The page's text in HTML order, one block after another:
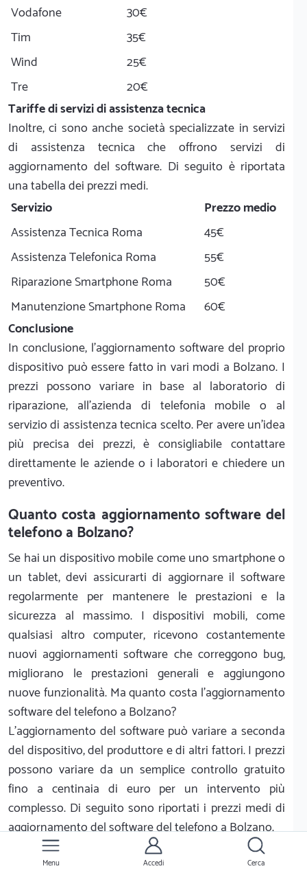
Vodafone
30€
Tim
35€
Wind
25€
Tre
20€
Tariffe di servizi di assistenza tecnica
Inoltre, ci sono anche società specializzate in servizi
di assistenza tecnica che offrono servizi di
aggiornamento del software. Di seguito è riportata
una tabella dei prezzi medi.
Servizio
Prezzo medio
Assistenza Tecnica Roma
45€
Assistenza Telefonica Roma
55€
Riparazione Smartphone Roma
50€
Manutenzione Smartphone Roma
60€
Conclusione
In conclusione, l'aggiornamento software del proprio
dispositivo può essere fatto in vari modi a Bolzano. I
prezzi possono variare in base al laboratorio di
riparazione, all'azienda di telefonia mobile o al
servizio di assistenza tecnica scelto. Per avere un'idea
più precisa dei prezzi, è consigliabile contattare
direttamente le aziende o i laboratori e chiedere un
preventivo.
Quanto costa aggiornamento software del
telefono a Bolzano?
Se hai un dispositivo mobile come uno smartphone o
un tablet, devi assicurarti di aggiornare il software
regolarmente per mantenere le prestazioni e la
sicurezza al massimo. I dispositivi mobili, come
qualsiasi altro computer, ricevono costantemente
nuovi aggiornamenti software che correggono bug,
migliorano le prestazioni generali e aggiungono
nuove funzionalità. Ma quanto costa l'aggiornamento
software del telefono a Bolzano?
L'aggiornamento del software può variare a seconda
del dispositivo, del produttore e di altri fattori. I prezzi
possono variare da un semplice controllo gratuito
fino a centinaia di euro per un intervento più
complesso. Di seguito sono riportati i prezzi medi di
aggiornamento del software del telefono a Bolzano.
Installazione di un aggiornamento di sistema
Se il tuo telefono ha bisogno di un aggiornamento di
Menu Accedi Cerca